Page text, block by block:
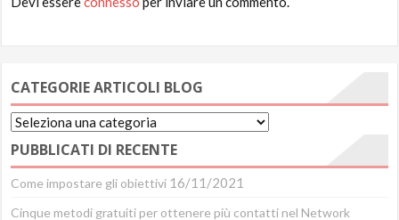
CATEGORIE ARTICOLI BLOG
Categorie
Articoli
Blog
PUBBLICATI DI RECENTE
Come impostare gli obiettivi 16/11/2021
Cinque metodi gratuiti per ottenere più contatti nel Network